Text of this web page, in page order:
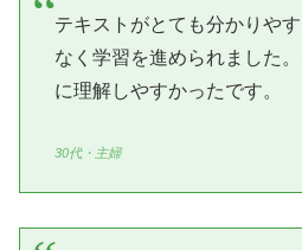
テキストがとても分かりや
なく学習を進められました
に理解しやすかったです。
30代・主婦